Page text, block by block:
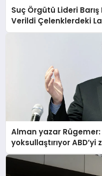
Suç Örgütü Lideri
Verildi Çelenklerdeki
Alman yazar Rügemer: ‘Merz
yoksullaştırıyor ABD’yi